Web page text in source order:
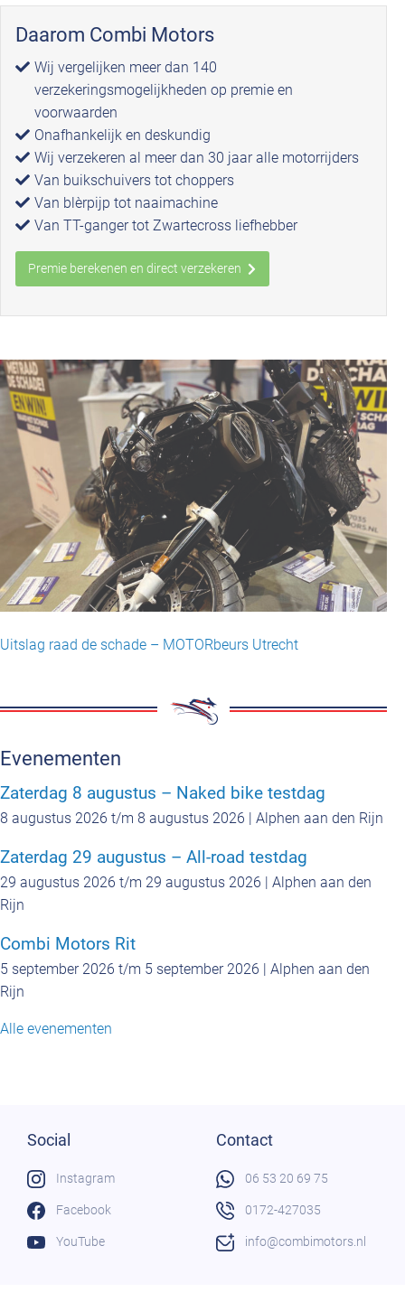
Daarom Combi Motors
Wij vergelijken meer dan 140
verzekeringsmogelijkheden op premie en
voorwaarden
Onafhankelijk en deskundig
Wij verzekeren al meer dan 30 jaar alle motorrijders
Van buikschuivers tot choppers
Van blèrpijp tot naaimachine
Van TT-ganger tot Zwartecross liefhebber
Premie berekenen en direct verzekeren
Uitslag raad de schade – MOTORbeurs Utrecht
Evenementen
Zaterdag 8 augustus – Naked bike testdag
8 augustus 2026 t/m 8 augustus 2026 | Alphen aan den Rijn
Zaterdag 29 augustus – All-road testdag
29 augustus 2026 t/m 29 augustus 2026 | Alphen aan den
Rijn
Combi Motors Rit
5 september 2026 t/m 5 september 2026 | Alphen aan den
Rijn
Alle evenementen
Social
Instagram
Facebook
YouTube
Contact
06 53 20 69 75
0172-427035
info@combimotors.nl